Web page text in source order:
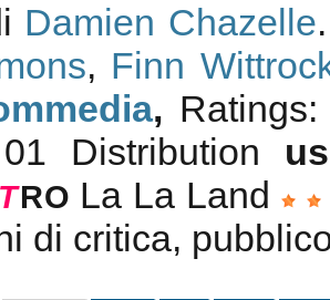
Damien Chazelle
, Finn
,
Distribution
RO La La Land
di critica,